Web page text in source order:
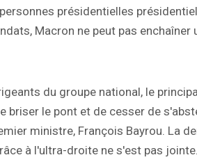
présidentielles
Macron ne peut pas
du groupe national, le
briser le pont et de cesser de
ministre, François Bayrou. La
à l'ultra-droite ne s'est pas